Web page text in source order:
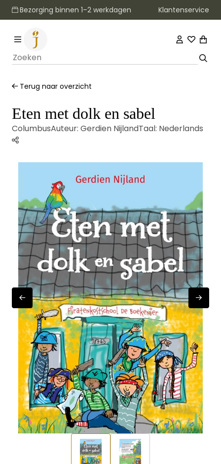
Bezorging binnen 1–2 werkdagen Klantenservice
Terug naar overzicht
Eten met dolk en sabel
ColumbusAuteur: Gerdien NijlandTaal: Nederlands